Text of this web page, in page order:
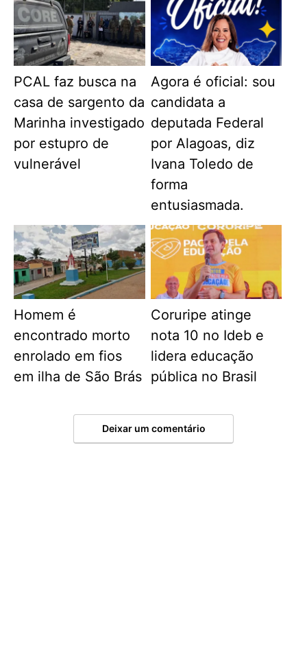
PCAL faz busca na
casa de sargento da
Marinha investigado
por estupro de
vulnerável
Agora é oficial: sou
candidata a
deputada Federal
por Alagoas, diz
Ivana Toledo de
forma
entusiasmada.
Homem é
encontrado morto
enrolado em fios
em ilha de São Brás
Coruripe atinge
nota 10 no Ideb e
lidera educação
pública no Brasil
Deixar um comentário